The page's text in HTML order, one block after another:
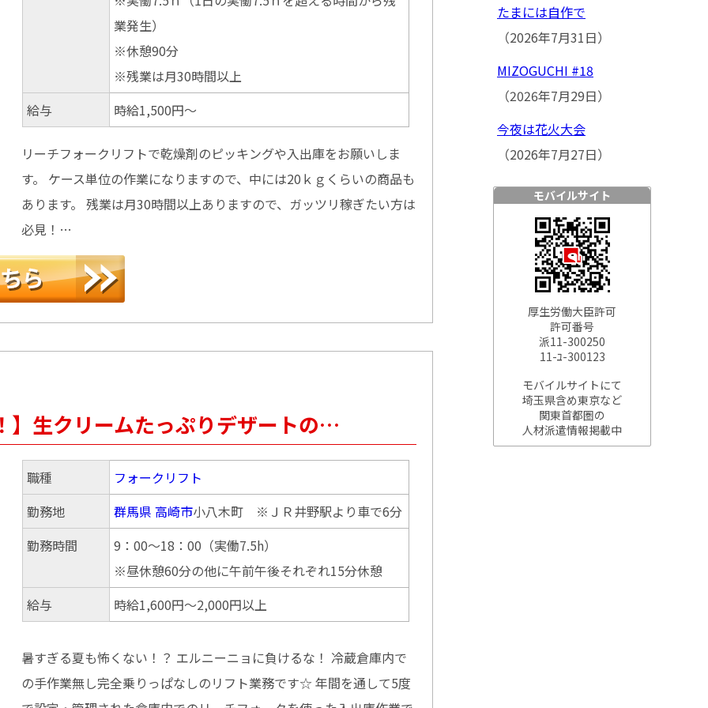
業発生）
※休憩90分
※残業は月30時間以上
給与
時給1,500円～
リーチフォークリフトで乾燥剤のピッキングや入出庫をお願いしま
す。 ケース単位の作業になりますので、中には20ｋｇくらいの商品も
あります。 残業は月30時間以上ありますので、ガッツリ稼ぎたい方は
必見！…
】生クリームたっぷりデザートの…
職種
フォークリフト
勤務地
群馬県 高崎市小八木町 ※ＪＲ井野駅より車で6分
勤務時間
9：00～18：00（実働7.5h）
※昼休憩60分の他に午前午後それぞれ15分休憩
給与
時給1,600円～2,000円以上
暑すぎる夏も怖くない！？ エルニーニョに負けるな！ 冷蔵倉庫内で
の手作業無し完全乗りっぱなしのリフト業務です☆ 年間を通して5度
たまには自作で
（2026年7月31日）
MIZOGUCHI #18
（2026年7月29日）
今夜は花火大会
（2026年7月27日）
モバイルサイト
厚生労働大臣許可
許可番号
派11-300250
11-ﾕ-300123
モバイルサイトにて
埼玉県含め東京など
関東首都圏の
人材派遣情報掲載中